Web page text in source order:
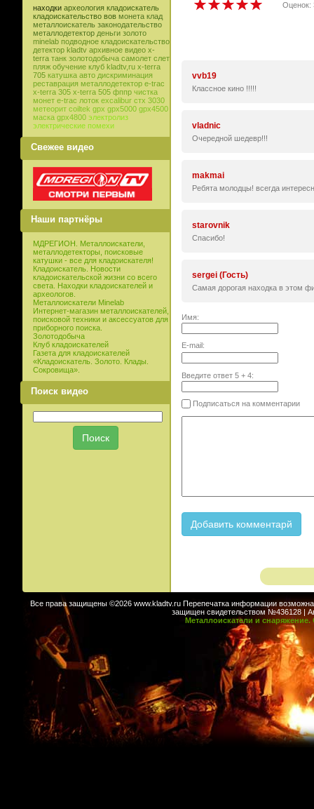
находки археология кладоискатель
кладоискательство вов монета клад
металлоискатель законодательство
металлодетектор деньги золото
minelab подводное кладоискательство
детектор kladtv архивное видео x-
terra танк золотодобыча самолет слет
пляж обучение клуб kladtv,ru x-terra
705 катушка авто дискриминация
реставрация металлодетектор e-trac
x-terra 305 x-terra 505 фппр чистка
монет e-trac лоток excalibur стх 3030
метеорит coiltek gpx gpx5000 gpx4500
маска gpx4800 электролиз
электрические помехи
Свежее видео
Наши партнёры
МДРЕГИОН. Металлоискатели,
металлодетекторы, поисковые
катушки - все для кладоискателя!
Кладоискатель. Новости
кладоискательской жизни со всего
света. Находки кладоискателей и
археологов.
Металлоискатели Minelab
Интернет-магазин металлоискателей,
поисковой техники и аксессуатов для
приборного поиска.
Золотодобыча
Клуб кладоискателей
Газета для кладоискателей
«Кладоискатель. Золото. Клады.
Сокровища».
Поиск видео
Оценок:
vvb19
Классное кино !!!!!
vladnic
Очередной шедевр!!!
makmai
Ребята молодцы! всегда
starovnik
Спасибо!
sergei (Гость)
Самая дорогая находка в этом
Имя:
E-mail:
Введите ответ 5+ 4:
Подписаться на комментарии
Все права защищены ©2026 www.kladtv.ru Перепечатка информации возможна
защищен свидетельством №436128 |
Металлоискатели и